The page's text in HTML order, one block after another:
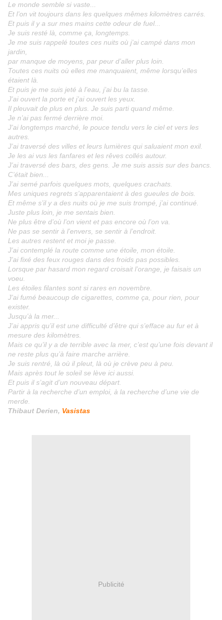
Le monde semble si vaste...
Et l’on vit toujours dans les quelques mêmes kilomètres carrés.
Et puis il y a sur mes mains cette odeur de fuel...
Je suis resté là, comme ça, longtemps.
Je me suis rappelé toutes ces nuits où j’ai campé dans mon
jardin,
par manque de moyens, par peur d’aller plus loin.
Toutes ces nuits où elles me manquaient, même lorsqu’elles
étaient là.
Et puis je me suis jeté à l’eau, j’ai bu la tasse.
J’ai ouvert la porte et j’ai ouvert les yeux.
Il pleuvait de plus en plus. Je suis parti quand même.
Je n’ai pas fermé derrière moi.
J’ai longtemps marché, le pouce tendu vers le ciel et vers les
autres.
J’ai traversé des villes et leurs lumières qui saluaient mon exil.
Je les ai vus les fanfares et les rêves collés autour.
J’ai traversé des bars, des gens. Je me suis assis sur des bancs.
C’était bien...
J’ai semé parfois quelques mots, quelques crachats.
Mes uniques regrets s’apparentaient à des gueules de bois.
Et même s’il y a des nuits où je me suis trompé, j’ai continué.
Juste plus loin, je me sentais bien.
Ne plus être d’où l’on vient et pas encore où l’on va.
Ne pas se sentir à l’envers, se sentir à l’endroit.
Les autres restent et moi je passe.
J’ai contemplé la route comme une étoile, mon étoile.
J’ai fixé des feux rouges dans des froids pas possibles.
Lorsque par hasard mon regard croisait l’orange, je faisais un
voeu.
Les étoiles filantes sont si rares en novembre.
J’ai fumé beaucoup de cigarettes, comme ça, pour rien, pour
exister.
Jusqu’à la mer...
J’ai appris qu’il est une difficulté d’être qui s’efface au fur et à
mesure des kilomètres.
Mais ce qu’il y a de terrible avec la mer, c’est qu’une fois devant il
ne reste plus qu’à faire marche arrière.
Je suis rentré, là où il pleut, là où je crève peu à peu.
Mais après tout le soleil se lève ici aussi.
Et puis il s’agit d’un nouveau départ.
Partir à la recherche d’un emploi, à la recherche d’une vie de
merde.
Thibaut Derien, Vasistas
Publicité